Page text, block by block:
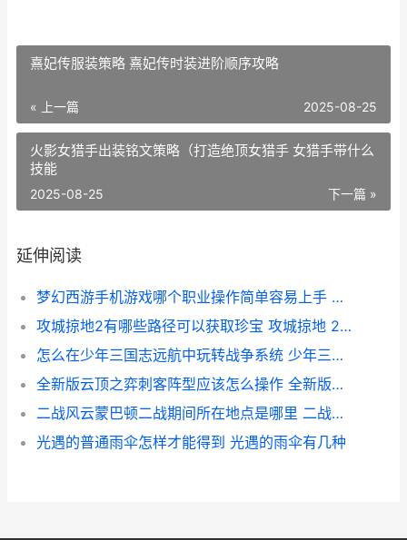
熹妃传服装策略 熹妃传时装进阶顺序攻略
« 上一篇 2025-08-25
火影女猎手出装铭文策略（打造绝顶女猎手 女猎手带什么
技能
下一篇 »
2025-08-25
延伸阅读
梦幻西游手机游戏哪个职业操作简单容易上手 梦幻西游手机游苹果
攻城掠地2有哪些路径可以获取珍宝 攻城掠地 225 229
怎么在少年三国志远航中玩转战争系统 少年三国游戏
全新版云顶之弈刺客阵型应该怎么操作 全新版云顶之弈阵容推荐
二战风云蒙巴顿二战期间所在地点是哪里 二战风云人物巴顿
光遇的普通雨伞怎样才能得到 光遇的雨伞有几种